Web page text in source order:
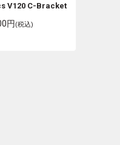
V120 C-Bracket
円(税込)